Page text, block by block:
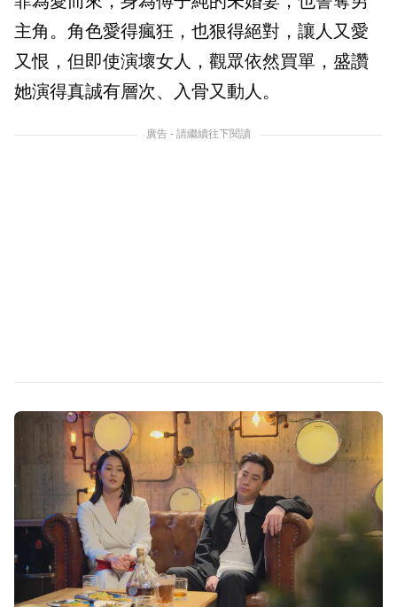
主角。角色愛得瘋狂，也狠得絕對，讓人又愛
又恨，但即使演壞女人，觀眾依然買單，盛讚
她演得真誠有層次、入骨又動人。
廣告 - 請繼續往下閱讀